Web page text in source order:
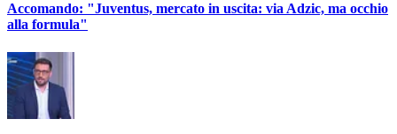
Accomando: "Juventus, mercato in uscita: via Adzic, ma occhio
alla formula"